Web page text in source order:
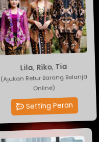
Lila,Riko,Tia
(Ajukan Retur Barang Belanja
Online)
Setting Peran